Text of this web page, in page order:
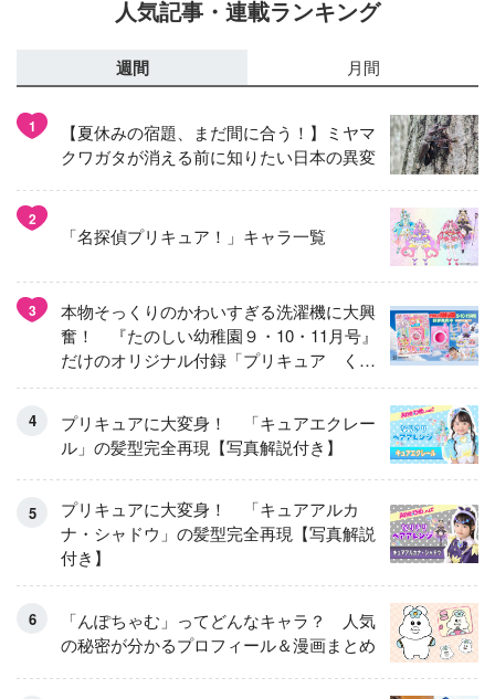
人気記事・連載ランキング
週間 月間
1
【夏休みの宿題、まだ間に合う！】ミヤマ
クワガタが消える前に知りたい日本の異変
2
「名探偵プリキュア！」キャラ一覧
3
本物そっくりのかわいすぎる洗濯機に大興
奮！ 『たのしい幼稚園９・10・11月号』
だけのオリジナル付録「プリキュア くる
くるせんたくき」
プリキュアに大変身！ 「キュアエクレー
ル」の髪型完全再現【写真解説付き】
プリキュアに大変身！ 「キュアアルカ
ナ・シャドウ」の髪型完全再現【写真解説
付き】
「んぽちゃむ」ってどんなキャラ？ 人気
の秘密が分かるプロフィール＆漫画まとめ